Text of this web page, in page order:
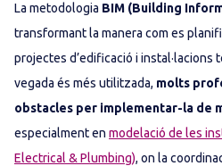
La metodologia BIM (Building
transformant la manera com es
projectes d’edificació i instal·lacions
vegada és més utilitzada, molts
obstacles per implementar-la de
especialment en modelació de les
Electrical & Plumbing), on la